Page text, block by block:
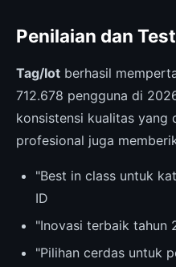
Penilaian dan
Tag/Iot berhasil
712.678 pengguna di
konsistensi kualitas yang
profesional juga
"Best in class untuk
ID
"Inovasi terbaik
"Pilihan cerdas untuk